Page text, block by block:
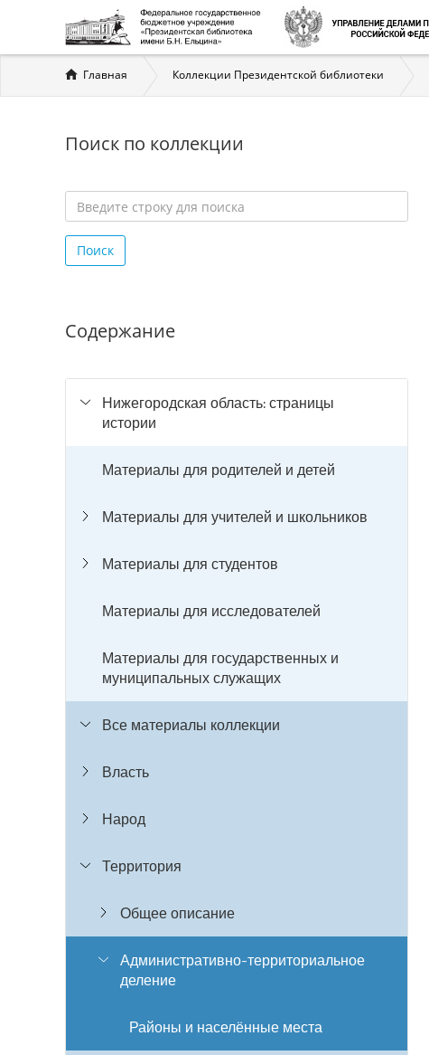
Вы
здесь
Главная Коллекции Президентской библиотеки
Поиск по коллекции
строку
для
Поиск
Содержание
Нижегородская область: страницы
истории
Материалы для родителей и детей
Материалы для учителей и школьников
Материалы для студентов
Материалы для исследователей
Материалы для государственных и
муниципальных служащих
Все материалы коллекции
Власть
Народ
Территория
Общее описание
Административно-территориальное
деление
Районы и населённые места